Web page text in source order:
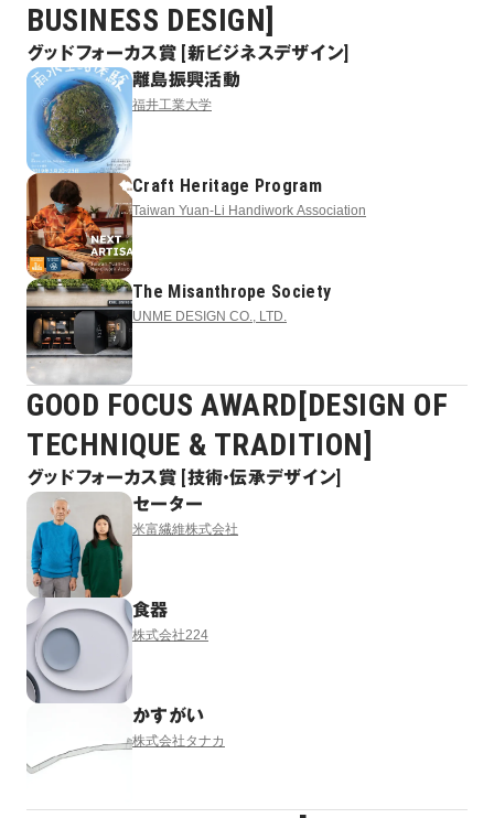
BUSINESS DESIGN]
グッドフォーカス賞 [新ビジネスデザイン]
離島振興活動
福井工業大学
Craft Heritage Program
Taiwan Yuan-Li Handiwork Association
The Misanthrope Society
UNME DESIGN CO., LTD.
GOOD FOCUS AWARD[DESIGN OF
TECHNIQUE & TRADITION]
グッドフォーカス賞 [技術・伝承デザイン]
セーター
米富繊維株式会社
食器
株式会社224
かすがい
株式会社タナカ